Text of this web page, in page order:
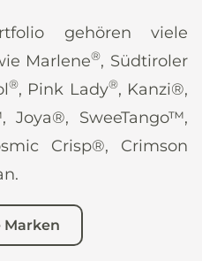
gehören viele
Marlene®, Südtiroler
®, Pink Lady®, Kanzi®,
SweeTango™,
Crisp®, Crimson
Marken